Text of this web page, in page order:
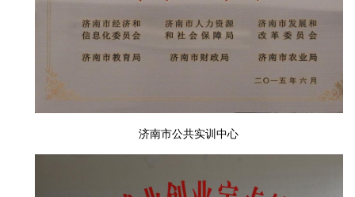
济南市公共实训中心